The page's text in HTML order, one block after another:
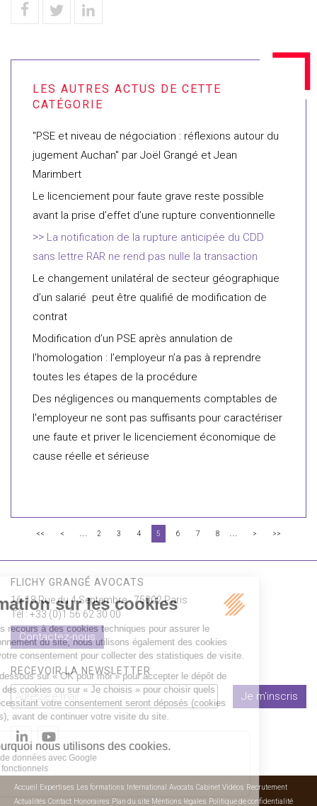
"PSE et niveau de négociation : réflexions autour du
jugement Auchan" par Joël Grangé et Jean
Marimbert
Le licenciement pour faute grave reste possible
avant la prise d’effet d’une rupture conventionnelle
La notification de la rupture anticipée du CDD
sans lettre RAR ne rend pas nulle la transaction
Le changement unilatéral de secteur géographique
d’un salarié peut être qualifié de modification de
contrat
Modification d’un PSE après annulation de
l'homologation : l’employeur n’a pas à reprendre
toutes les étapes de la procédure
Des négligences ou manquements comptables de
l'employeur ne sont pas suffisants pour caractériser
une faute et priver le licenciement économique de
cause réelle et sérieuse
<< < ... 2 3 4 5 6 7 8 ... > >>
FLICHY GRANGÉ AVOCATS
16-18 Rue du 4 Septembre - 75002 Paris
Tél : +33 (0)1 56 62 30 00
Contactez-nous
RECEVOIR LA NEWSLETTER
Je m'inscris
Accueil Expertises Les formations International Avocats Cabinet Vidéos Recrutement
Actualités Contact Honoraires Plan du site Mentions légales Politique de confidentialité